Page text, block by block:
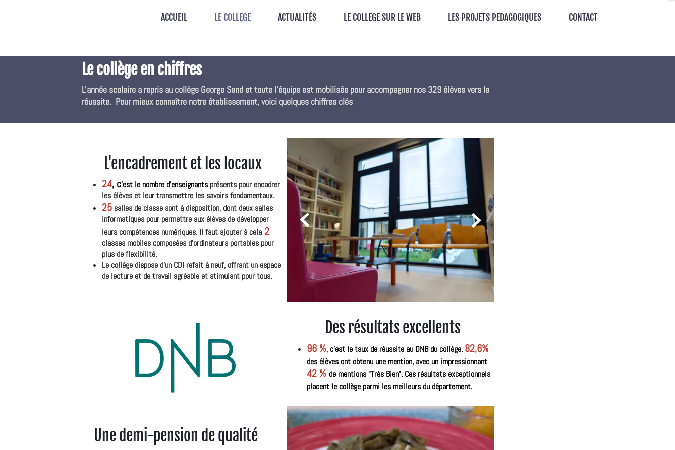
ACCUEIL LE COLLEGE ACTUALITÉS LE COLLEGE SUR LE WEB LES PROJETS PEDAGOGIQUES CONTACT
Le collège en chiffres
L'année scolaire a repris au collège George Sand et toute l'équipe est mobilisée pour accompagner nos 329 élèves vers la
réussite. Pour mieux connaître notre établissement, voici quelques chiffres clés
 
L'encadrement et les locaux
24, c'est le nombre d'enseignants présents pour encadrer
les élèves et leur transmettre les savoirs fondamentaux.
25 salles de classe sont à disposition, dont deux salles
informatiques pour permettre aux élèves de développer
leurs compétences numériques. Il faut ajouter à cela 2
classes mobiles composées d'ordinateurs portables pour
plus de flexibilité.
Le collège dispose d'un CDI refait à neuf, offrant un espace
de lecture et de travail agréable et stimulant pour tous.
Des résultats excellents
96 %, c'est le taux de réussite au DNB du collège. 82,6%
des élèves ont obtenu une mention, avec un impressionnant
42 % de mentions "Très Bien". Ces résultats exceptionnels
placent le collège parmi les meilleurs du département.
Une demi-pension de qualité